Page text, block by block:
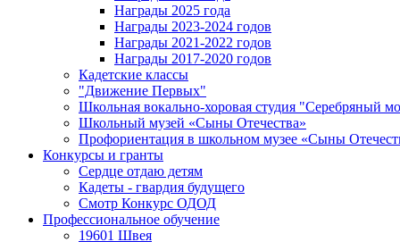
Награды 2025 года
Награды 2023-2024 годов
Награды 2021-2022 годов
Награды 2017-2020 годов
Кадетские классы
"Движение Первых"
Школьная вокально-хоровая студия "Серебряный
Школьный музей «Сыны Отечества»
Профориентация в школьном музее «Сыны
Конкурсы и гранты
Сердце отдаю детям
Кадеты - гвардия будущего
Смотр Конкурс ОДОД
Профессиональное обучение
19601 Швея